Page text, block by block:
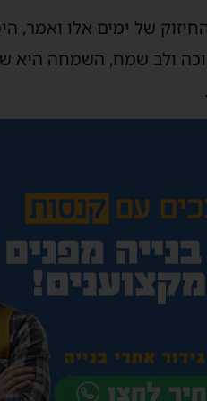
של ימים אלו ואמר,
ולב שמח, השמחה היא